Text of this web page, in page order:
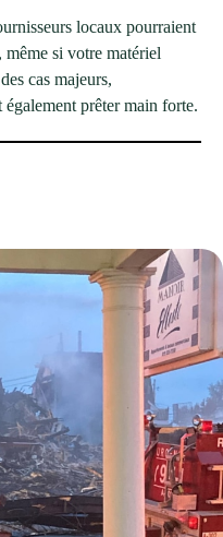
locaux pourraient
même si votre matériel
cas majeurs,
également prêter main forte.